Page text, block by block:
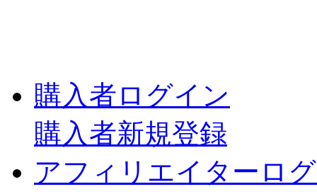
購入者ログイン
購入者新規登録
アフィリエイターロ